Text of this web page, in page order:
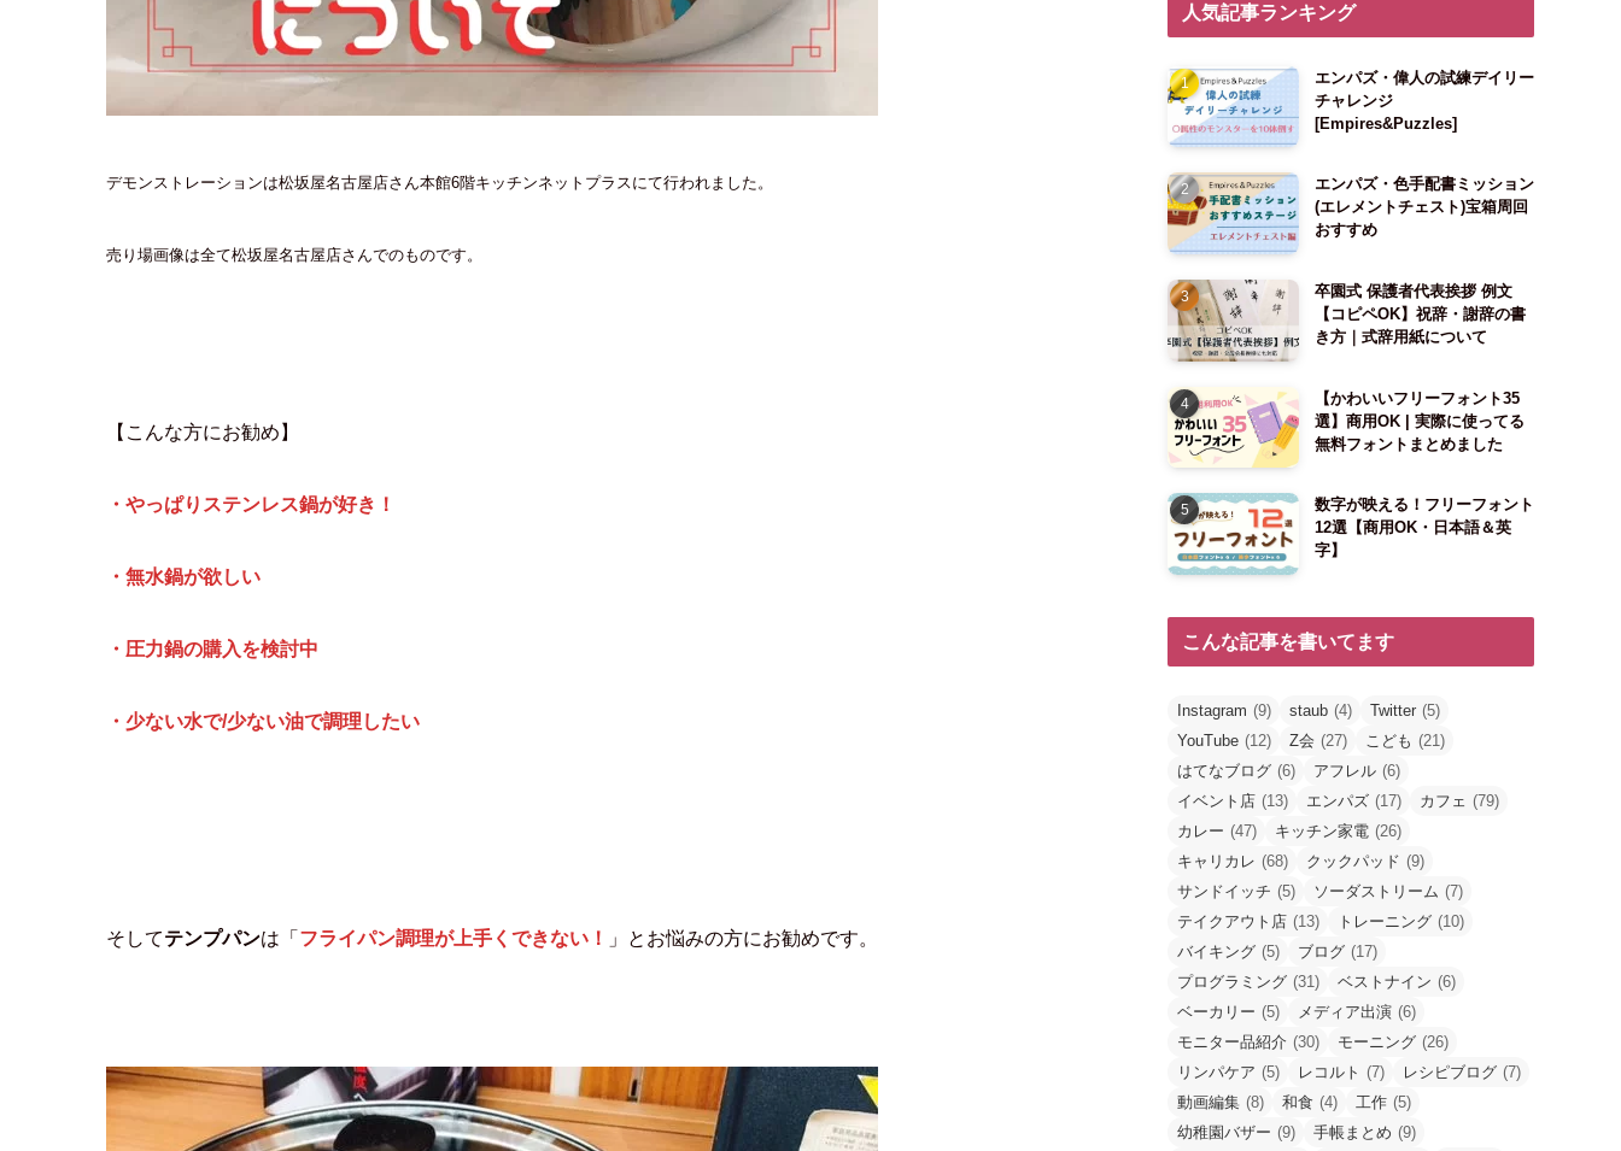
デモンストレーションは松坂屋名古屋店さん本館6階キッチンネットプラスにて行われました。
売り場画像は全て松坂屋名古屋店さんでのものです。
【こんな方にお勧め】
・やっぱりステンレス鍋が好き！
・無水鍋が欲しい
・圧力鍋の購入を検討中
・少ない水で/少ない油で調理したい
そしてテンプパンは「 フライパン調理が上手くできない！ 」とお悩みの方にお勧めです。
人気記事ランキング
エンパズ・偉人の試練デイリー
チャレンジ
[Empires&Puzzles]
エンパズ・色手配書ミッション
(エレメントチェスト)宝箱周回
おすすめ
卒園式 保護者代表挨拶 例文
【コピペOK】祝辞・謝辞の書
き方｜式辞用紙について
【かわいいフリーフォント35
選】商用OK | 実際に使ってる
無料フォントまとめました
数字が映える！フリーフォント
12選【商用OK・日本語＆英
字】
こんな記事を書いてます
Instagram (9) staub (4) Twitter (5)
YouTube (12) Z会 (27) こども (21)
はてなブログ (6) アフレル (6)
イベント店 (13) エンパズ (17) カフェ (79)
カレー (47) キッチン家電 (26)
キャリカレ (68) クックパッド (9)
サンドイッチ (5) ソーダストリーム (7)
テイクアウト店 (13) トレーニング (10)
バイキング (5) ブログ (17)
プログラミング (31) ベストナイン (6)
ベーカリー (5) メディア出演 (6)
モニター品紹介 (30) モーニング (26)
リンパケア (5) レコルト (7) レシピブログ (7)
動画編集 (8) 和食 (4) 工作 (5)
幼稚園バザー (9) 手帳まとめ (9)